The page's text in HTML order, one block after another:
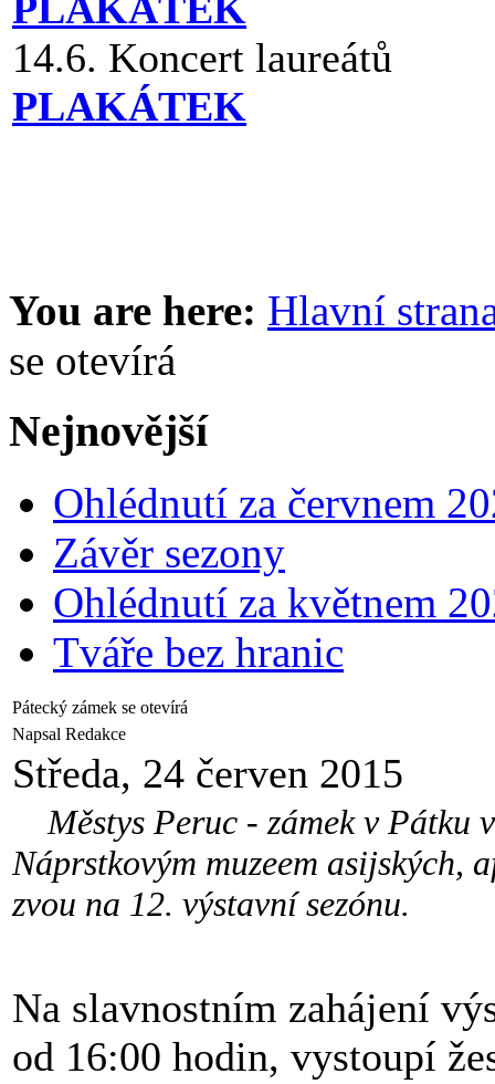
14.6. Koncert laureátů
PLAKÁTEK
You are here: Hlavní
se otevírá
Nejnovější
Ohlédnutí za červnem
Závěr sezony
Ohlédnutí za květnem
Tváře bez hranic
Pátecký zámek se otevírá
Napsal Redakce
Středa, 24 červen 2015
Městys Peruc - zámek v Pátku
Náprstkovým muzeem asijských,
zvou na 12. výstavní sezónu.
Na slavnostním zahájení
od 16:00 hodin, vystoupí